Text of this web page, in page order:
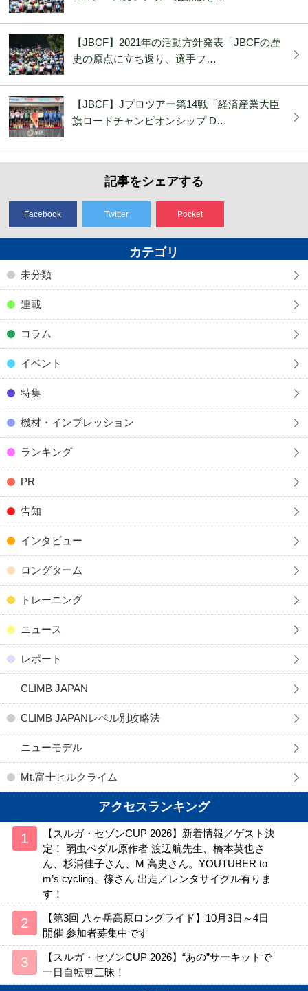
【JBCF】2021年の活動方針発表「JBCFの歴
史の原点に立ち返り、選手フ…
【JBCF】Jプロツアー第14戦「経済産業大臣
旗ロードチャンピオンシップ D…
記事をシェアする
Facebook Twitter Pocket
カテゴリ
未分類
連載
コラム
イベント
特集
機材・インプレッション
ランキング
PR
告知
インタビュー
ロングターム
トレーニング
ニュース
レポート
CLIMB JAPAN
CLIMB JAPANレベル別攻略法
ニューモデル
Mt.富士ヒルクライム
アクセスランキング
【スルガ・セゾンCUP 2026】新着情報／ゲスト決
定！ 弱虫ペダル原作者 渡辺航先生、橋本英也さ
ん、杉浦佳子さん、M 高史さん。YOUTUBER to
m’s cycling、篠さん 出走／レンタサイクル有りま
す！
【第3回 八ヶ岳高原ロングライド】10月3日～4日
開催 参加者募集中です
【スルガ・セゾンCUP 2026】“あの”サーキットで
一日自転車三昧！